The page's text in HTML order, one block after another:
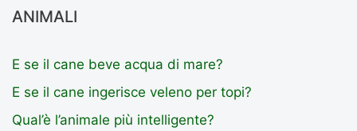
ANIMALI
E se il cane beve acqua di mare?
E se il cane ingerisce veleno per topi?
Qual’è l’animale più intelligente?